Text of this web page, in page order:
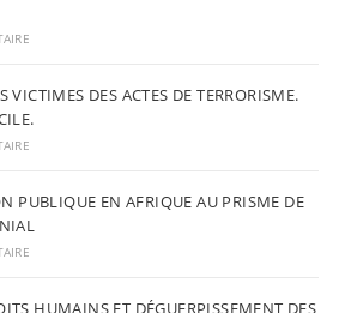
VICTIMES DES ACTES DE TERRORISME.
PUBLIQUE EN AFRIQUE AU PRISME DE
HUMAINS ET DÉGUERPISSEMENT DES